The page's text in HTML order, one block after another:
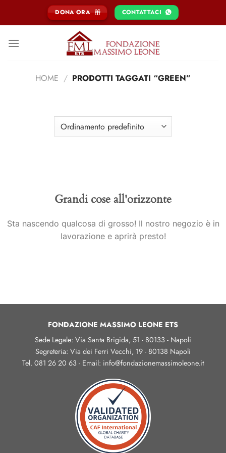
DONA ORA CONTATTACI
HOME / PRODOTTI TAGGATI “GREEN”
Grandi cose all'orizzonte
Sta nascendo qualcosa di grosso! Il nostro negozio è in
lavorazione e aprirà presto!
FONDAZIONE MASSIMO LEONE ETS
Sede Legale: Via Santa Brigida, 51 - 80133 - Napoli
Segreteria: Via dei Ferri Vecchi, 19 - 80138 Napoli
Tel. 081 26 20 63 - Email: info@fondazionemassimoleone.it